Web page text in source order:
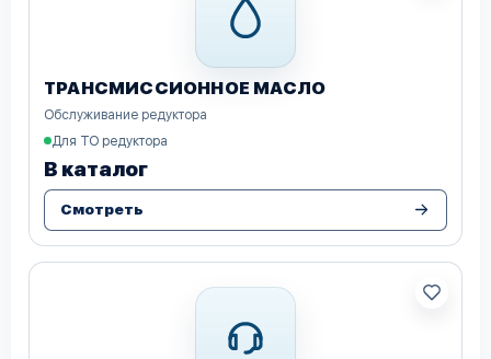
ТРАНСМИССИОННОЕ МАСЛО
Обслуживание редуктора
Для ТО редуктора
В каталог
Смотреть